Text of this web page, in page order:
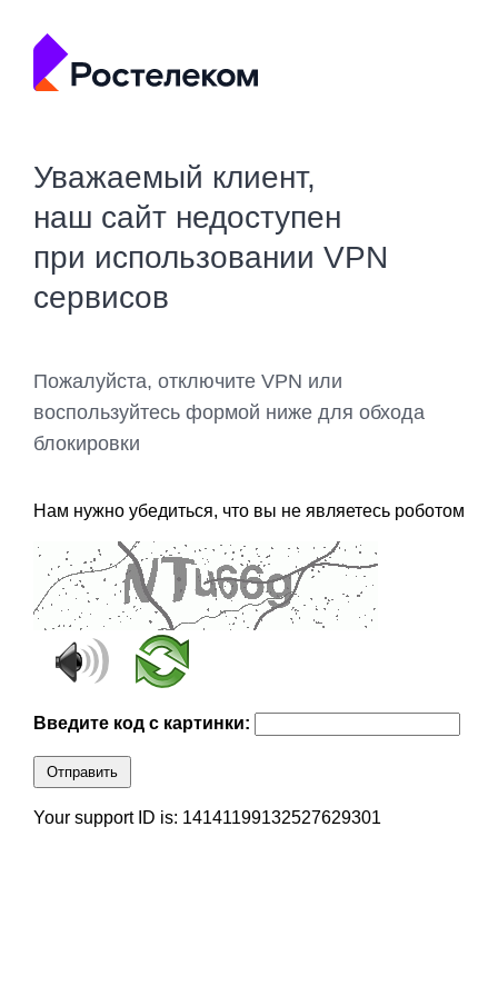
Уважаемый клиент,
наш сайт недоступен
при использовании VPN
сервисов
Пожалуйста, отключите VPN или
воспользуйтесь формой ниже для обхода
блокировки
Нам нужно убедиться, что вы не являетесь роботом
Введите код с картинки:
Отправить
Your support ID is: 14141199132527629301